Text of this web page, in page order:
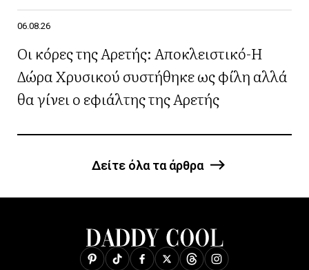
06.08.26
Οι κόρες της Αρετής: Αποκλειστικό-Η
Δώρα Χρυσικού συστήθηκε ως φίλη αλλά
θα γίνει ο εφιάλτης της Αρετής
Δείτε όλα τα άρθρα